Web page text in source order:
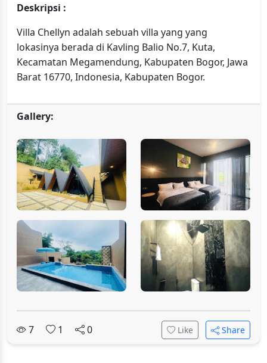
Deskripsi :
Villa Chellyn adalah sebuah villa yang yang
lokasinya berada di Kavling Balio No.7, Kuta,
Kecamatan Megamendung, Kabupaten Bogor, Jawa
Barat 16770, Indonesia, Kabupaten Bogor.
Gallery:
7 1 0 Like Share